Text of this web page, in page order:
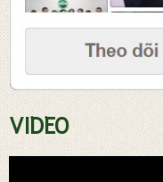
Tư vấn
VIDEO